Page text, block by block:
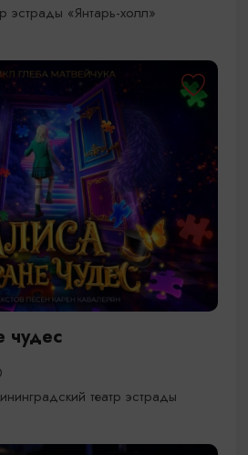
эстрады «Янтарь-холл»
чудес
театр эстрады